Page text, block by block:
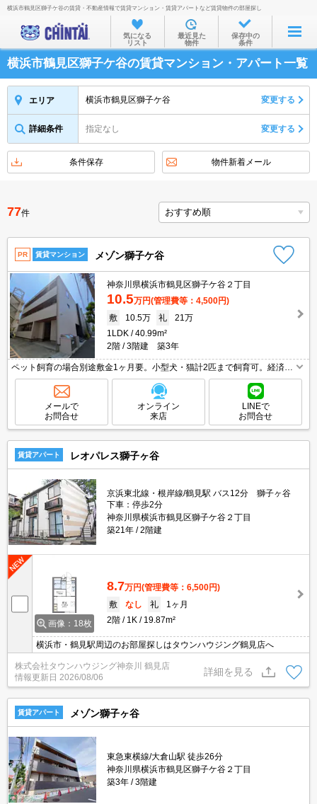
お部屋を探す
沿線・駅から
住所から
家賃相場から
物件特集から
不動産会社から
TOP
横浜市鶴見区獅子ケ谷の賃貸・不動産情報で賃貸マンション・賃貸アパートなど賃貸物件の部屋探し
気になる
リスト
最近見た
物件
保存中の
条件
横浜市鶴見区獅子ケ谷の賃貸マンション・アパート一覧
エリア 横浜市鶴見区獅子ケ谷 変更する
詳細条件 指定なし 変更する
条件保存 物件新着メール
77件
PR 賃貸マンション メゾン獅子ケ谷
神奈川県横浜市鶴見区獅子ケ谷２丁目
10.5万円(管理費等：4,500円)
敷
10.5万 礼
21万
1LDK
40.99m²
2階
3階建 築3年
ペット飼育の場合別途敷金1ヶ月要。小型犬・猫計2匹まで飼育可。経済的
な都市ガス使用。便利な宅配BOX。一坪バスルーム。追い焚き付き。退去
時清掃費52,800円。退去時、エアコン洗浄代14,300円。
メールで
お問合せ
オンライン
来店
LINEで
お問合せ
賃貸アパート レオパレス獅子ヶ谷
京浜東北線・根岸線/鶴見駅 バス12分 獅子ヶ谷
下車：停歩2分
神奈川県横浜市鶴見区獅子ケ谷２丁目
築21年
2階建
画像：18枚
8.7万円(管理費等：6,500円)
敷
なし 礼
1ヶ月
2階
1K 19.87m²
横浜市・鶴見駅周辺のお部屋探しはタウンハウジング鶴見店へ
株式会社タウンハウジング神奈川 鶴見店
情報更新日 2026/08/06
詳細を見る
賃貸アパート メゾン獅子ヶ谷
東急東横線/大倉山駅 徒歩26分
神奈川県横浜市鶴見区獅子ケ谷２丁目
築3年
3階建